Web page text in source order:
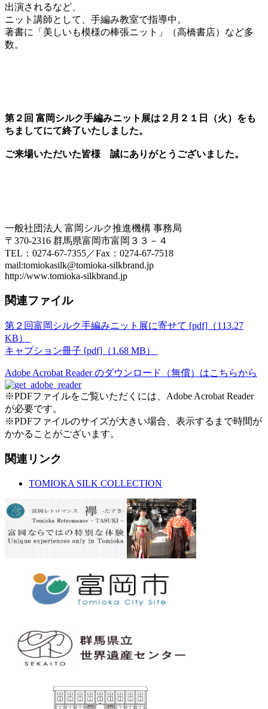
出演されるなど、
ニット講師として、手編み教室で指導中。
著書に「美しいも模様の棒張ニット」（高橋書店）など多
数。
第２回 富岡シルク手編みニット展は２月２１日（火）をも
ちましてにて終了いたしました。
ご来場いただいた皆様 誠にありがとうございました。
一般社団法人 富岡シルク推進機構 事務局
〒370-2316 群馬県富岡市富岡３３－４
TEL：0274-67-7355／Fax：0274-67-7518
mail:tomiokasilk@tomioka-silkbrand.jp
http://www.tomioka-silkbrand.jp
関連ファイル
第２回富岡シルク手編みニット展に寄せて [pdf]（113.27
KB）
キャプション冊子 [pdf]（1.68 MB）
Adobe Acrobat Reader のダウンロード（無償）はこちらから
※PDFファイルをご覧いただくには、Adobe Acrobat Reader
が必要です。
※PDFファイルのサイズが大きい場合、表示するまで時間が
かかることがございます。
関連リンク
TOMIOKA SILK COLLECTION